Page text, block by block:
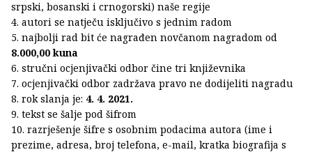
srpski, bosanski i crnogorski) naše regije
4. autori se natječu isključivo s jednim radom
5. najbolji rad bit će nagrađen novčanom nagradom od
8.000,00 kuna
6. stručni ocjenjivački odbor čine tri književnika
7. ocjenjivački odbor zadržava pravo ne dodijeliti nagradu
8. rok slanja je: 4. 4. 2021.
9. tekst se šalje pod šifrom
10. razrješenje šifre s osobnim podacima autora (ime i
prezime, adresa, broj telefona, e-mail, kratka biografija s